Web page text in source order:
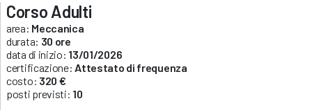
Corso Adulti
area: Meccanica
durata: 30 ore
data di inizio: 13/01/2026
certificazione: Attestato di frequenza
costo: 320 €
posti previsti: 10